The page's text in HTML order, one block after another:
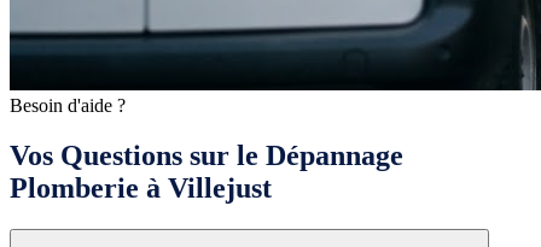
Besoin d'aide ?
Vos Questions sur le Dépannage
Plomberie à Villejust